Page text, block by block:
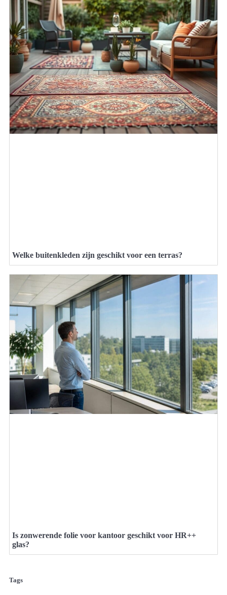
Welke buitenkleden zijn geschikt voor een terras?
Is zonwerende folie voor kantoor geschikt voor HR++
glas?
Tags